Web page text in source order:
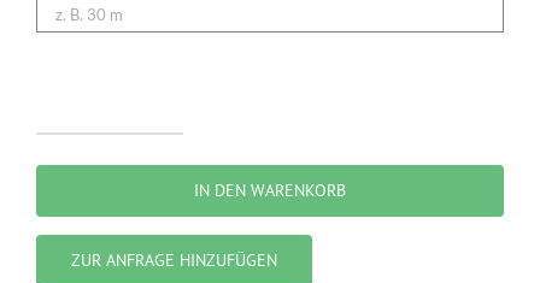
Menge
IN DEN WARENKORB
ZUR ANFRAGE HINZUFÜGEN